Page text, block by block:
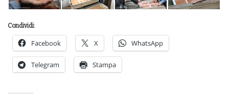
Condividi:
Facebook X WhatsApp
Telegram Stampa